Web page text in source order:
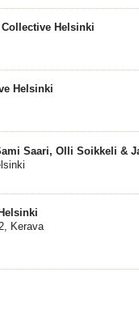
Helsinki
Helsinki
Saari, Olli Soikkeli &
Kerava